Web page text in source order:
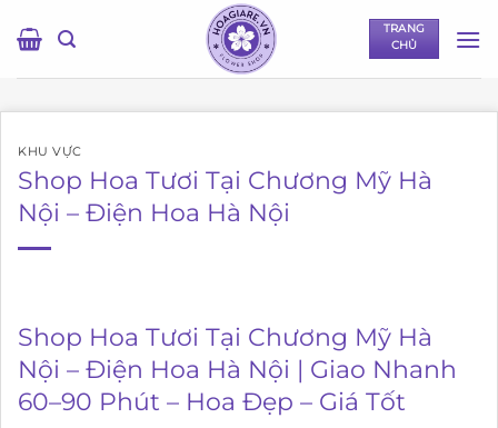
qua
TRANG
CHỦ
KHU VỰC
Shop Hoa Tươi Tại Chương Mỹ Hà
Nội – Điện Hoa Hà Nội
Shop Hoa Tươi Tại Chương Mỹ Hà
Nội – Điện Hoa Hà Nội | Giao Nhanh
60–90 Phút – Hoa Đẹp – Giá Tốt